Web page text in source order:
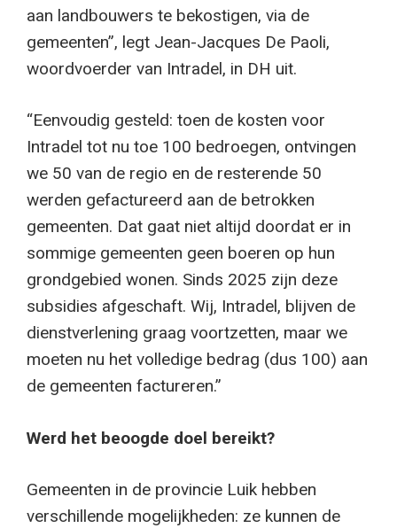
aan landbouwers te bekostigen, via de
gemeenten”, legt Jean-Jacques De Paoli,
woordvoerder van Intradel, in DH uit.
“Eenvoudig gesteld: toen de kosten voor
Intradel tot nu toe 100 bedroegen, ontvingen
we 50 van de regio en de resterende 50
werden gefactureerd aan de betrokken
gemeenten. Dat gaat niet altijd doordat er in
sommige gemeenten geen boeren op hun
grondgebied wonen. Sinds 2025 zijn deze
subsidies afgeschaft. Wij, Intradel, blijven de
dienstverlening graag voortzetten, maar we
moeten nu het volledige bedrag (dus 100) aan
de gemeenten factureren.”
Werd het beoogde doel bereikt?
Gemeenten in de provincie Luik hebben
verschillende mogelijkheden: ze kunnen de